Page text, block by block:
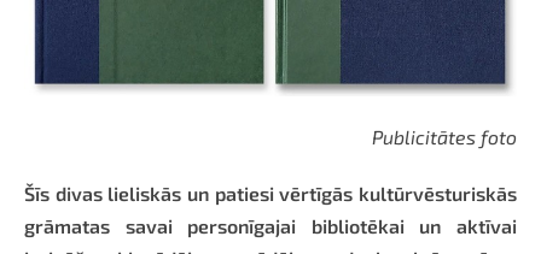
Publicitātes foto
Šīs divas lieliskās un patiesi vērtīgās kultūrvēsturiskās
grāmatas savai personīgajai bibliotēkai un aktīvai